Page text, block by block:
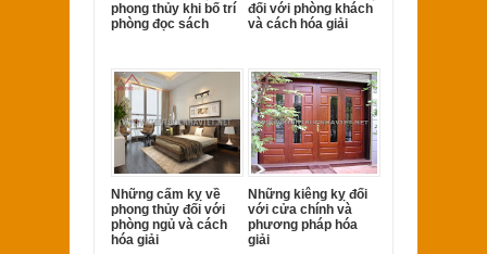
phong thủy khi bố trí
phòng đọc sách
đối với phòng khách
và cách hóa giải
Những cấm kỵ về
phong thủy đối với
phòng ngủ và cách
hóa giải
Những kiêng kỵ đối
với cửa chính và
phương pháp hóa
giải